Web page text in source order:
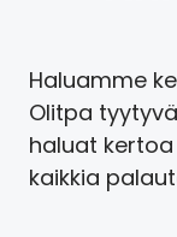
Haluamme
Olitpa
haluat
kaikkia